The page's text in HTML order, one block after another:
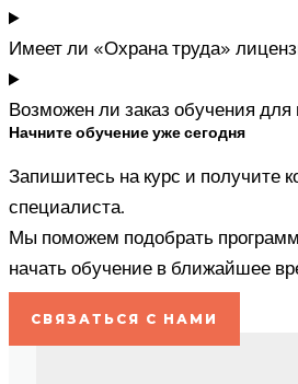
Имеет ли «Охрана труда»
Возможен ли заказ обучения для
Начните обучение уже сегодня
Запишитесь на курс и получите
специалиста.
Мы поможем подобрать
начать обучение в ближайшее
СВЯЗАТЬСЯ С НАМИ